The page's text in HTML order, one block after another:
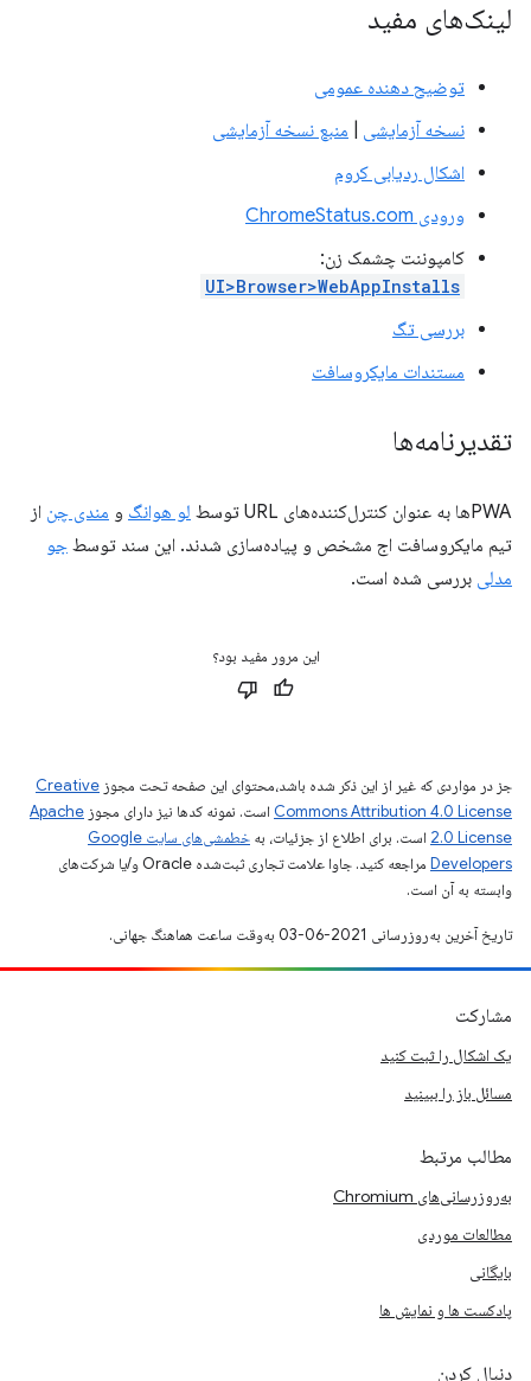
لینک‌های مفید
توضیح دهنده عمومی
نسخه آزمایشی
منبع نسخه آزمایشی
اشکال ردیابی کروم
ورودی ChromeStatus.com
کامپوننت چشمک زن:
UI>Browser>WebAppInstalls
بررسی تگ
مستندات مایکروسافت
تقدیرنامه‌ها
PWAها به عنوان کنترل‌کننده‌های URL توسط لو هوانگ و مندی چن از
تیم مایکروسافت اج مشخص و پیاده‌سازی شدند. این سند توسط جو
مدلی بررسی شده است.
این مرور مفید بود؟
جز در مواردی که غیر از این ذکر شده باشد،‌محتوای این صفحه تحت مجوز Creative
Commons Attribution 4.0 License است. نمونه کدها نیز دارای مجوز Apache
2.0 License است. برای اطلاع از جزئیات، به
خطمشی‌های سایت Google
Developers‏
مراجعه کنید. جاوا علامت تجاری ثبت‌شده Oracle و/یا شرکت‌های
وابسته به آن است.
تاریخ آخرین به‌روزرسانی 2021-06-03 به‌وقت ساعت هماهنگ جهانی.
مشارکت
یک اشکال را ثبت کنید
مسائل باز را ببینید
مطالب مرتبط
به‌روزرسانی‌های Chromium
مطالعات موردی
بایگانی
پادکست ها و نمایش ها
دنبال کردن